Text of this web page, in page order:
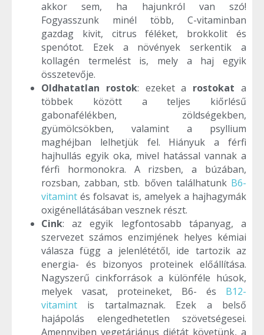
akkor sem, ha hajunkról van szó!
Fogyasszunk minél több, C-vitaminban
gazdag kivit, citrus féléket, brokkolit és
spenótot. Ezek a növények serkentik a
kollagén termelést is, mely a haj egyik
összetevője.
Oldhatatlan rostok: ezeket a rostokat a
többek között a teljes kiőrlésű
gabonafélékben, zöldségekben,
gyümölcsökben, valamint a psyllium
maghéjban lelhetjük fel. Hiányuk a férfi
hajhullás egyik oka, mivel hatással vannak a
férfi hormonokra. A rizsben, a búzában,
rozsban, zabban, stb. bőven találhatunk B6-
vitamint és folsavat is, amelyek a hajhagymák
oxigénellátásában vesznek részt.
Cink: az egyik legfontosabb tápanyag, a
szervezet számos enzimjének helyes kémiai
válasza függ a jelenlététől, ide tartozik az
energia- és bizonyos proteinek előállítása.
Nagyszerű cinkforrások a különféle húsok,
melyek vasat, proteineket, B6- és B12-
vitamint is tartalmaznak. Ezek a belső
hajápolás elengedhetetlen szövetségesei.
Amennyiben vegetáriánus diétát követünk, a